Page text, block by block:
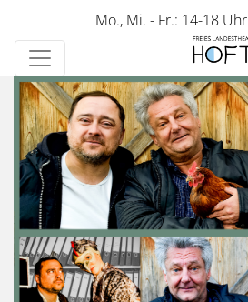
Direkt
zum
Inhalt
Mo., Mi. - Fr.: 14-18 Uhr